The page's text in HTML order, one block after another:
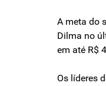
A meta do
Dilma no
em até R$
Os líderes